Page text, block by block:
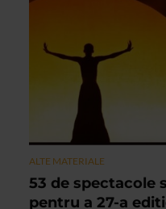
ALTE MATERIALE
53 de spectacole
pentru a 27-a